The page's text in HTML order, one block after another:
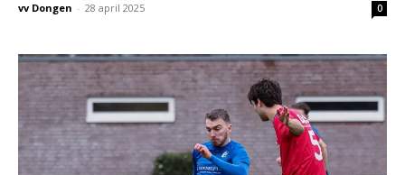
vv Dongen - 28 april 2025 0